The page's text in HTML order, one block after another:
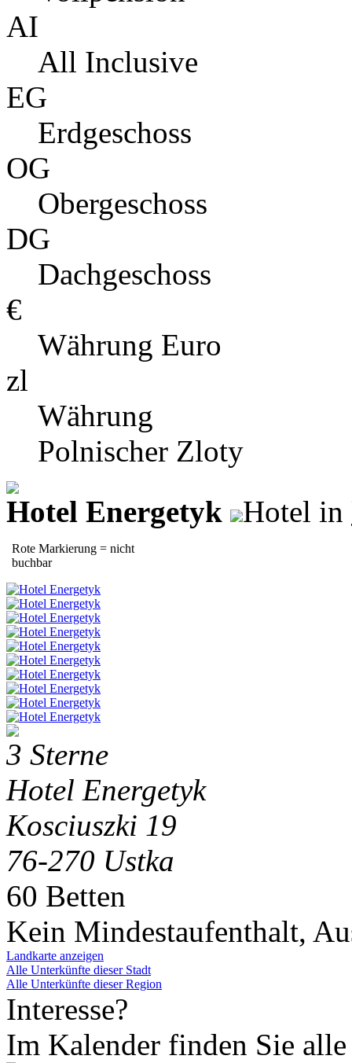
AI
All Inclusive
EG
Erdgeschoss
OG
Obergeschoss
DG
Dachgeschoss
€
Währung Euro
zl
Währung
Polnischer Zloty
Hotel Energetyk
Hotel in
Rote Markierung = nicht
buchbar
3 Sterne
Hotel Energetyk
Kosciuszki 19
76-270 Ustka
60 Betten
Kein Mindestaufenthalt,
Landkarte anzeigen
Alle Unterkünfte dieser Stadt
Alle Unterkünfte dieser Region
Interesse?
Im Kalender finden Sie